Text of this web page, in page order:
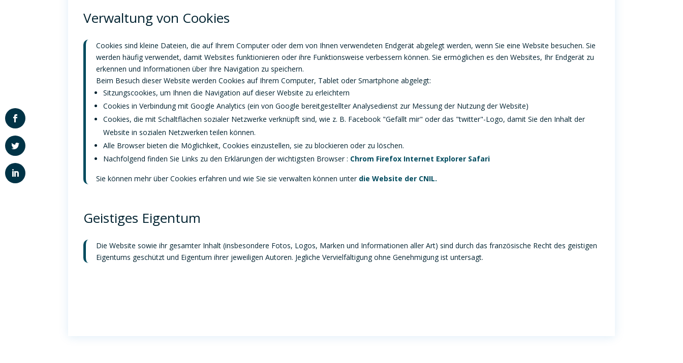
Verwaltung von Cookies
Cookies sind kleine Dateien, die auf Ihrem Computer oder dem von Ihnen verwendeten Endgerät abgelegt werden, wenn Sie eine Website besuchen. Sie
werden häufig verwendet, damit Websites funktionieren oder ihre Funktionsweise verbessern können. Sie ermöglichen es den Websites, Ihr Endgerät zu
erkennen und Informationen über Ihre Navigation zu speichern.
Beim Besuch dieser Website werden Cookies auf Ihrem Computer, Tablet oder Smartphone abgelegt:
Sitzungscookies, um Ihnen die Navigation auf dieser Website zu erleichtern
Cookies in Verbindung mit Google Analytics (ein von Google bereitgestellter Analysedienst zur Messung der Nutzung der Website)
Cookies, die mit Schaltflächen sozialer Netzwerke verknüpft sind, wie z. B. Facebook "Gefällt mir" oder das "twitter"-Logo, damit Sie den Inhalt der
Website in sozialen Netzwerken teilen können.
Alle Browser bieten die Möglichkeit, Cookies einzustellen, sie zu blockieren oder zu löschen.
Nachfolgend finden Sie Links zu den Erklärungen der wichtigsten Browser : Chrom Firefox Internet Explorer Safari
Sie können mehr über Cookies erfahren und wie Sie sie verwalten können unter die Website der CNIL.
Geistiges Eigentum
Die Website sowie ihr gesamter Inhalt (insbesondere Fotos, Logos, Marken und Informationen aller Art) sind durch das französische Recht des geistigen
Eigentums geschützt und Eigentum ihrer jeweiligen Autoren. Jegliche Vervielfältigung ohne Genehmigung ist untersagt.